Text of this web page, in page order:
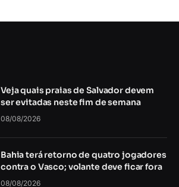
Veja quais praias de Salvador devem
ser evitadas neste fim de semana
08/08/2026
Bahia terá retorno de quatro jogadores
contra o Vasco; volante deve ficar fora
08/08/2026